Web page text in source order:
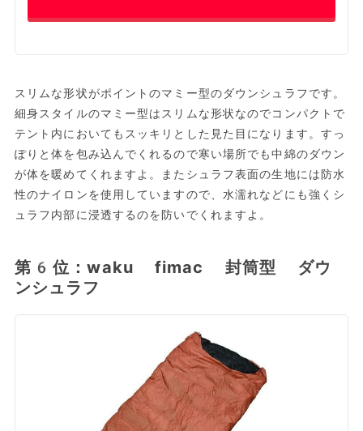
スリムな形状がポイントのマミー型のダウンシュラフです。
細身スタイルのマミー型はスリムな形状なのでコンパクトで
テント内においてもスッキリとした見た目になります。すっ
ぽりと体を包み込んでくれるので寒い場所でも中綿のダウン
が体を暖めてくれますよ。またシュラフ表面の生地には防水
性のナイロンを使用していますので、水濡れなどにも強くシ
ュラフ内部に浸透するのを防いでくれますよ。
第6位：waku fimac 封筒型 ダウ
ンシュラフ